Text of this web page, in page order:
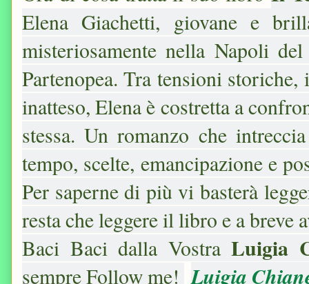
Elena Giachetti, giovane e
misteriosamente nella Napoli
Partenopea. Tra tensioni
inatteso, Elena è costretta a
stessa. Un romanzo che
tempo, scelte, emancipazione e
Per saperne di più vi basterà
resta che leggere il libro e a breve
Baci Baci dalla VostraLuigia
sempre Follow me! Luigia